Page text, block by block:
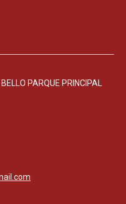
PARQUE PRINCIPAL